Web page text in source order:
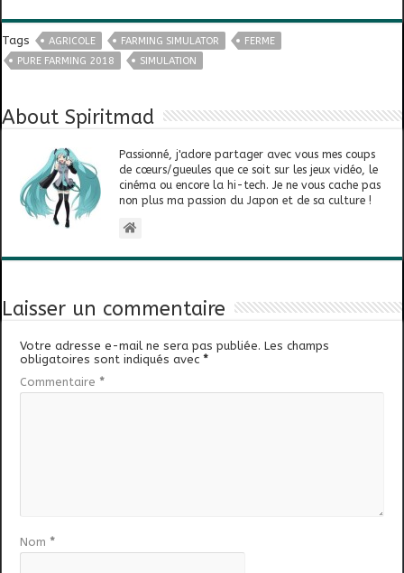
Tags AGRICOLE FARMING SIMULATOR
FERME
PURE FARMING 2018
SIMULATION
About Spiritmad
Passionné, j'adore partager avec vous mes coups
de cœurs/gueules que ce soit sur les jeux vidéo, le
cinéma ou encore la hi-tech. Je ne vous cache pas
non plus ma passion du Japon et de sa culture !
Laisser un commentaire
Votre adresse e-mail ne sera pas publiée. Les champs
obligatoires sont indiqués avec*
Commentaire *
Nom *